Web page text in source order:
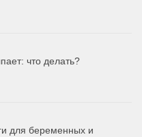
что делать?
для беременных и